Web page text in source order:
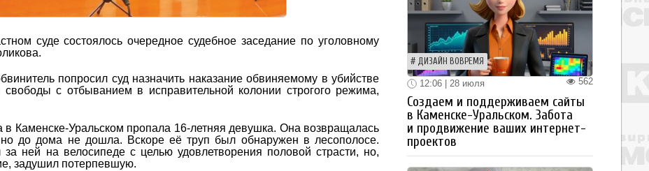
суде состоялось очередное судебное заседание по уголовному
попросил суд назначить наказание обвиняемому в убийстве
с отбыванием в исправительной колонии строгого режима,
Каменске-Уральском пропала 16-летняя девушка. Она возвращалась
но до дома не дошла. Вскоре её труп был обнаружен в лесополосе.
ней на велосипеде с целью удовлетворения половой страсти, но,
задушил потерпевшую.
ДИЗАЙН ВОВРЕМЯ
562
12:06 | 28 июля
Создаем и поддерживаем сайты
в Каменске-Уральском. Забота
и продвижение ваших интернет-
проектов